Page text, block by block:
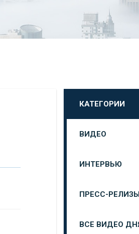
КАТЕГОРИИ
ВИДЕО
ИНТЕРВЬЮ
ПРЕСС-
ВСЕ ВИДЕО